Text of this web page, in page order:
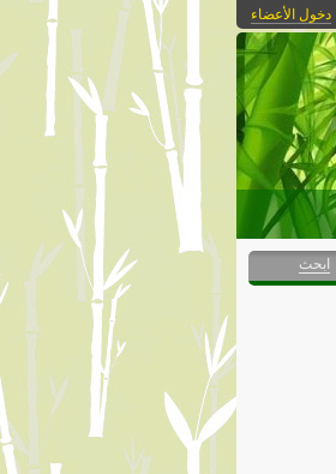
دخول الأعضاء
ابحث